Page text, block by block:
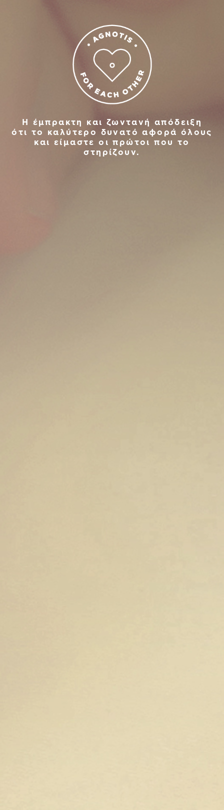
Η έμπρακτη και ζωντανή απόδειξη
ότι το καλύτερο δυνατό αφορά όλους
και είμαστε οι πρώτοι που το
στηρίζουν.